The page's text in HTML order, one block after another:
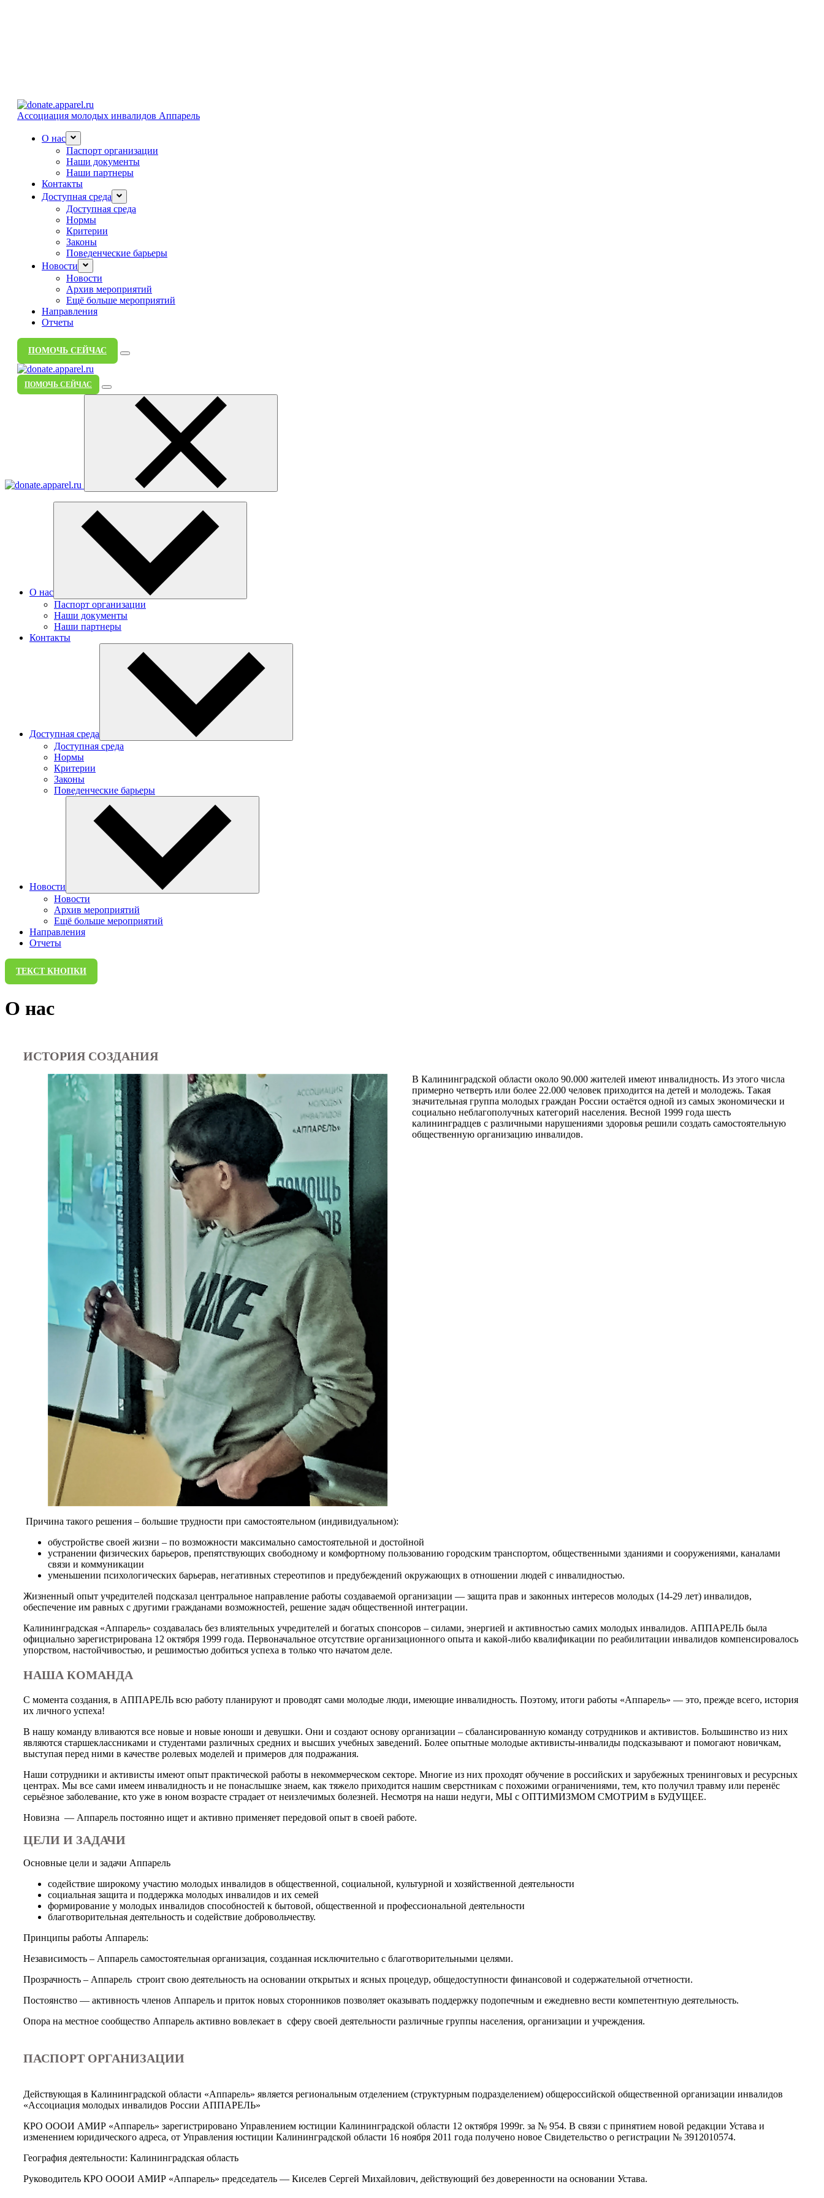
Ассоциация молодых инвалидов Аппарель
О нас
Паспорт организации
Наши документы
Наши партнеры
Контакты
Доступная среда
Доступная среда
Нормы
Критерии
Законы
Поведенческие барьеры
Новости
Новости
Архив мероприятий
Ещё больше мероприятий
Направления
Отчеты
ПОМОЧЬ СЕЙЧАС
ПОМОЧЬ СЕЙЧАС
О нас
Паспорт организации
Наши документы
Наши партнеры
Контакты
Доступная среда
Доступная среда
Нормы
Критерии
Законы
Поведенческие барьеры
Новости
Новости
Архив мероприятий
Ещё больше мероприятий
Направления
Отчеты
ТЕКСТ КНОПКИ
О нас
ИСТОРИЯ СОЗДАНИЯ
В Калининградской области около 90.000 жителей имеют инвалидность. Из этого числа
примерно четверть или более 22.000 человек приходится на детей и молодежь. Такая
значительная группа молодых граждан России остаётся одной из самых экономически и
социально неблагополучных категорий населения. Весной 1999 года шесть
калининградцев с различными нарушениями здоровья решили создать самостоятельную
общественную организацию инвалидов.
Причина такого решения – большие трудности при самостоятельном (индивидуальном):
обустройстве своей жизни – по возможности максимально самостоятельной и достойной
устранении физических барьеров, препятствующих свободному и комфортному пользованию городским транспортом, общественными зданиями и сооружениями, каналами
связи и коммуникации
уменьшении психологических барьерав, негативных стереотипов и предубеждений окружающих в отношении людей с инвалидностью.
Жизненный опыт учредителей подсказал центральное направление работы создаваемой организации — защита прав и законных интересов молодых (14-29 лет) инвалидов,
обеспечение им равных с другими гражданами возможностей, решение задач общественной интеграции.
Калининградская «Аппарель» создавалась без влиятельных учредителей и богатых спонсоров – силами, энергией и активностью самих молодых инвалидов. АППАРЕЛЬ была
официально зарегистрирована 12 октября 1999 года. Первоначальное отсутствие организационного опыта и какой-либо квалификации по реабилитации инвалидов компенсировалось
упорством, настойчивостью, и решимостью добиться успеха в только что начатом деле.
НАША КОМАНДА
С момента создания, в АППАРЕЛЬ всю работу планируют и проводят сами молодые люди, имеющие инвалидность. Поэтому, итоги работы «Аппарель» — это, прежде всего, история
их личного успеха!
В нашу команду вливаются все новые и новые юноши и девушки. Они и создают основу организации – сбалансированную команду сотрудников и активистов. Большинство из них
являются старшеклассниками и студентами различных средних и высших учебных заведений. Более опытные молодые активисты-инвалиды подсказывают и помогают новичкам,
выступая перед ними в качестве ролевых моделей и примеров для подражания.
Наши сотрудники и активисты имеют опыт практической работы в некоммерческом секторе. Многие из них проходят обучение в российских и зарубежных тренинговых и ресурсных
центрах. Мы все сами имеем инвалидность и не понаслышке знаем, как тяжело приходится нашим сверстникам с похожими ограничениями, тем, кто получил травму или перенёс
серьёзное заболевание, кто уже в юном возрасте страдает от неизлечимых болезней. Несмотря на наши недуги, МЫ с ОПТИМИЗМОМ СМОТРИМ в БУДУЩЕЕ.
Новизна — Аппарель постоянно ищет и активно применяет передовой опыт в своей работе.
ЦЕЛИ И ЗАДАЧИ
Основные цели и задачи Аппарель
содействие широкому участию молодых инвалидов в общественной, социальной, культурной и хозяйственной деятельности
социальная защита и поддержка молодых инвалидов и их семей
формирование у молодых инвалидов способностей к бытовой, общественной и профессиональной деятельности
благотворительная деятельность и содействие добровольчеству.
Принципы работы Аппарель:
Независимость – Аппарель самостоятельная организация, созданная исключительно с благотворительными целями.
Прозрачность – Аппарель строит свою деятельность на основании открытых и ясных процедур, общедоступности финансовой и содержательной отчетности.
Постоянство — активность членов Аппарель и приток новых сторонников позволяет оказывать поддержку подопечным и ежедневно вести компетентную деятельность.
Опора на местное сообщество Аппарель активно вовлекает в сферу своей деятельности различные группы населения, организации и учреждения.
ПАСПОРТ ОРГАНИЗАЦИИ
Действующая в Калининградской области «Аппарель» является региональным отделением (структурным подразделением) общероссийской общественной организации инвалидов
«Ассоциация молодых инвалидов России АППАРЕЛЬ»
КРО ОООИ АМИР «Аппарель» зарегистрировано Управлением юстиции Калининградской области 12 октября 1999г. за № 954. В связи с принятием новой редакции Устава и
изменением юридического адреса, от Управления юстиции Калининградской области 16 ноября 2011 года получено новое Свидетельство о регистрации № 3912010574.
География деятельности: Калининградская область
Руководитель КРО ОООИ АМИР «Аппарель» председатель — Киселев Сергей Михайлович, действующий без доверенности на основании Устава.